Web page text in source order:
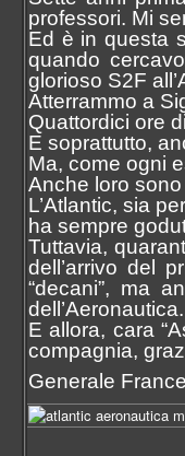
professori. Mi
Ed è in questa
quando
glorioso S2F
Atterrammo a
Quattordici ore
E soprattutto,
Ma, come ogni
Anche loro sono
L’Atlantic, sia
ha sempre
Tuttavia,
dell’arrivo del
“decani”, ma
dell’Aeronautica.
E allora, cara
compagnia,
Generale